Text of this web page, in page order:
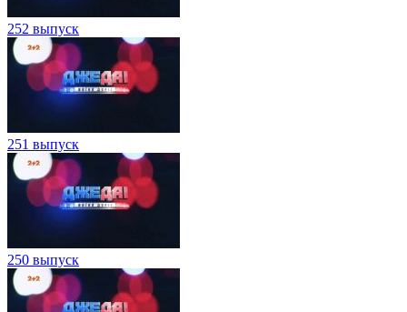
252 выпуск
251 выпуск
250 выпуск